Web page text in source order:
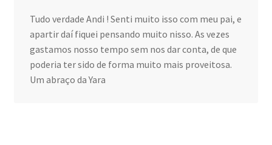
Tudo verdade Andi ! Senti muito isso com meu pai, e
apartir daí fiquei pensando muito nisso. As vezes
gastamos nosso tempo sem nos dar conta, de que
poderia ter sido de forma muito mais proveitosa.
Um abraço da Yara